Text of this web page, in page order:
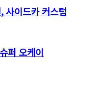
사이드카 커스텀
퍼 오케이